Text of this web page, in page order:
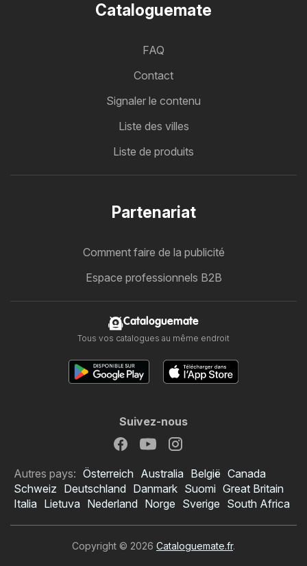
Cataloguemate
FAQ
Contact
Signaler le contenu
Liste des villes
Liste de produits
Partenariat
Comment faire de la publicité
Espace professionnels B2B
Cataloguemate
Tous vos catalogues au même endroit
Suivez-nous
Autres pays: Österreich Australia België Canada
Schweiz Deutschland Danmark Suomi Great Britain
Italia Lietuva Nederland Norge Sverige South Africa
Copyright © 2026 Cataloguemate.fr.